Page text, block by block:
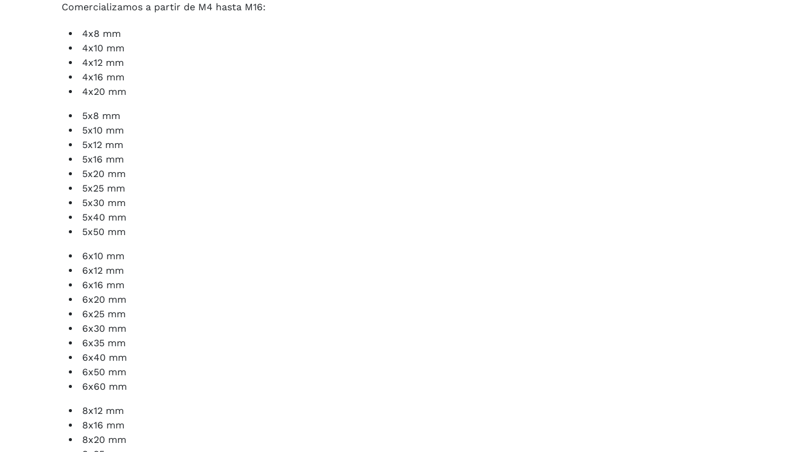
Comercializamos a partir de M4 hasta M16:
4x8 mm
4x10 mm
4x12 mm
4x16 mm
4x20 mm
5x8 mm
5x10 mm
5x12 mm
5x16 mm
5x20 mm
5x25 mm
5x30 mm
5x40 mm
5x50 mm
6x10 mm
6x12 mm
6x16 mm
6x20 mm
6x25 mm
6x30 mm
6x35 mm
6x40 mm
6x50 mm
6x60 mm
8x12 mm
8x16 mm
8x20 mm